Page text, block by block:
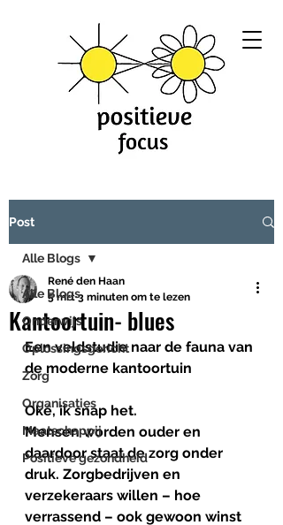
Post
Alle Blogs
Onderwijs
Oplossingsgericht
Zorg
Organisaties
Maatschappij
Positieve gezondheid
Alle Blogs
Kantoortuin- blues
René den Haan
5 mrt 3 minuten om te lezen
Een veldstudie naar de fauna van
de moderne kantoortuin
Oké, ik snap het.
Mensen worden ouder en
daardoor staat de zorg onder
druk. Zorgbedrijven en
verzekeraars willen – hoe
verrassend – ook gewoon winst